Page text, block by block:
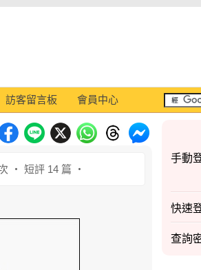
訪客留言板 會員中心
‧ 短評 14 篇 ‧
手動
快速
查詢